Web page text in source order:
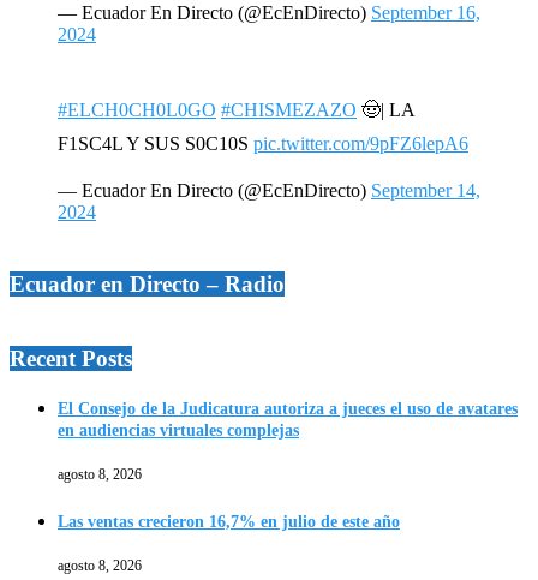
— Ecuador En Directo (@EcEnDirecto) September 16,
2024
#ELCH0CH0L0GO #CHISMEZAZO 🤠| LA
F1SC4L Y SUS S0C10S pic.twitter.com/9pFZ6lepA6
— Ecuador En Directo (@EcEnDirecto) September 14,
2024
Ecuador en Directo – Radio
Recent Posts
El Consejo de la Judicatura autoriza a jueces el uso de avatares
en audiencias virtuales complejas
agosto 8, 2026
Las ventas crecieron 16,7% en julio de este año
agosto 8, 2026